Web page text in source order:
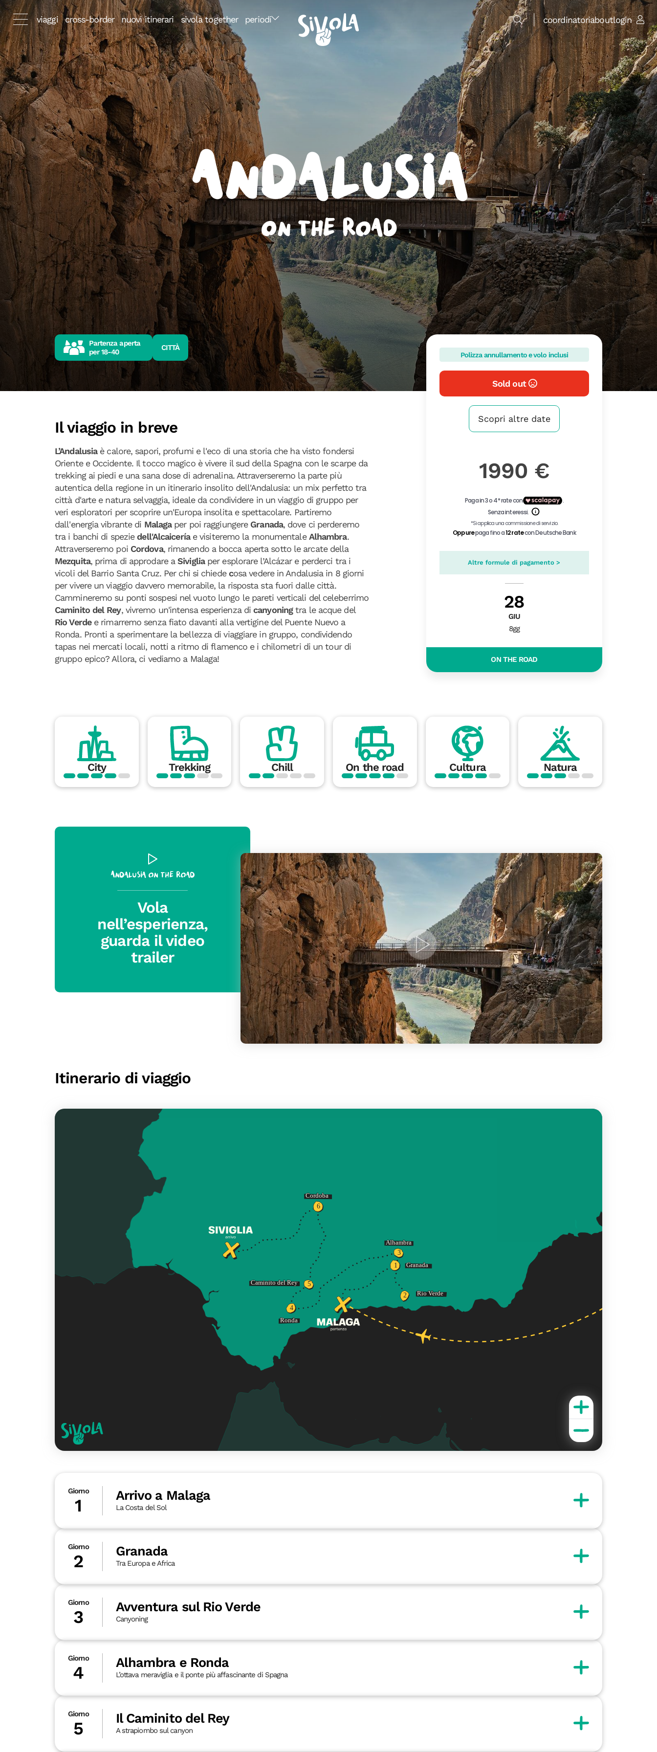
viaggi cross-border nuovi itinerari sivola together periodi coordinatoriaboutlogin
Andalusia
On the road
Partenza aperta
per18-40 CITTÀ
Il viaggio in breve
L’Andalusia è calore, sapori, profumi e l'eco di una storia che ha visto fondersi
Oriente e Occidente. Il tocco magico è vivere il sud della Spagna con le scarpe da
trekking ai piedi e una sana dose di adrenalina. Attraverseremo la parte più
autentica della regione in un itinerario insolito dell'Andalusia: un mix perfetto tra
città d'arte e natura selvaggia, ideale da condividere in un viaggio di gruppo per
veri esploratori per scoprire un'Europa insolita e spettacolare. Partiremo
dall'energia vibrante di Malaga per poi raggiungere Granada, dove ci perderemo
tra i banchi di speziedell'Alcaicería e visiteremo la monumentaleAlhambra.
Attraverseremo poi Cordova, rimanendo a bocca aperta sotto le arcate della
Mezquita, prima di approdare aSiviglia per esplorare l’Alcázar e perderci tra i
vicoli del Barrio Santa Cruz. Per chi si chiedecosa vedere in Andalusia in 8 giorni
per vivere un viaggio davvero memorabile, la risposta sta fuori dalle città.
Cammineremo su ponti sospesi nel vuoto lungo le pareti verticali del celeberrimo
Caminito del Rey, vivremo un'intensa esperienza dicanyoningtra le acque del
Rio Verdee rimarremo senza fiato davanti alla vertigine del Puente Nuevo a
Ronda. Pronti a sperimentare la bellezza di viaggiare in gruppo, condividendo
tapas nei mercati locali, notti a ritmo di flamenco e i chilometri di un tour di
gruppo epico? Allora, ci vediamo a Malaga!
Polizza annullamento e volo inclusi
Sold out
Scopri altre date
1990 €
Altre formule di pagamento >
28
GIU
8gg
ON THE ROAD
City Trekking Chill On the road Cultura Natura
Andalusia on the road
Vola
nell’esperienza,
guarda il video
trailer
Itinerario di viaggio
Giorno
1 Arrivo a Malaga
La Costa del Sol
Giorno
2 Granada
Tra Europa e Africa
Giorno
3 Avventura sul Rio Verde
Canyoning
Giorno
4 Alhambra e Ronda
L’ottava meraviglia e il ponte più affascinante di Spagna
Giorno
5 Il Caminito del Rey
A strapiombo sul canyon